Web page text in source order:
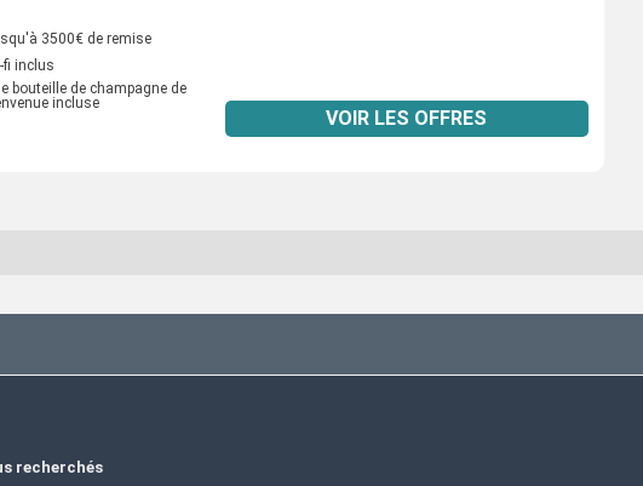
3500€ de remise
fi inclus
bouteille de champagne de
incluse
VOIR LES OFFRES
recherchés